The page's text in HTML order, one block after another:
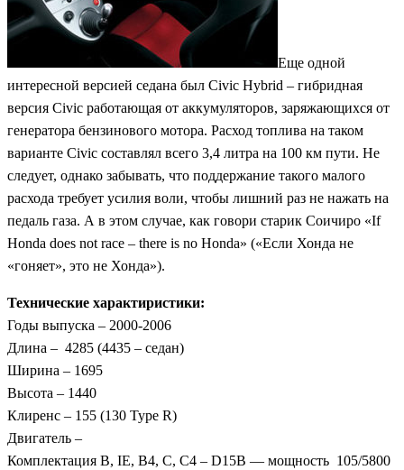
Еще одной
интересной версией седана был Civic Hybrid – гибридная
версия Civic работающая от аккумуляторов, заряжающихся от
генератора бензинового мотора. Расход топлива на таком
варианте Civic составлял всего 3,4 литра на 100 км пути. Не
следует, однако забывать, что поддержание такого малого
расхода требует усилия воли, чтобы лишний раз не нажать на
педаль газа. А в этом случае, как говори старик Соичиро «If
Honda does not race – there is no Honda» («Если Хонда не
«гоняет», это не Хонда»).
Технические характиристики:
Годы выпуска – 2000-2006
Длина – 4285 (4435 – седан)
Ширина – 1695
Высота – 1440
Клиренс – 155 (130 Type R)
Двигатель –
Комплектация B, IE, B4, C, C4 – D15B — мощность 105/5800